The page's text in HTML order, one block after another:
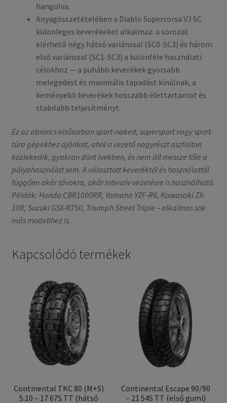
hangolva.
Anyagösszetételében a Diablo Supercorsa V3 SC
különleges keverékeket alkalmaz: a sorozat
elérhető négy hátsó variánssal (SC0-SC3) és három
első variánssal (SC1-SC3) a különféle használati
célokhoz — a puhább keverékek gyorsabb
melegedést és maximális tapadást kínálnak, a
keményebb keverékek hosszabb élettartamot és
stabilabb teljesítményt.
Ez az abroncs elsősorban sport-naked, supersport vagy sport-
túra gépekhez ajánlott, ahol a vezető nagyrészt aszfalton
közlekedik, gyakran dönt ívekben, és nem áll messze tőle a
pályahasználat sem. A választott keveréktől és használattól
függően akár távokra, akár intenzív vezetésre is használható.
Példák: Honda CBR1000RR, Yamaha YZF-R6, Kawasaki ZX-
10R, Suzuki GSX-R750, Triumph Street Triple – alkalmas sok
más modellhez is.
Kapcsolódó termékek
Continental TKC 80 (M+S)
5.10 – 17 67S TT (hátsó
Continental Escape 90/90
– 21 54S TT (első gumi)